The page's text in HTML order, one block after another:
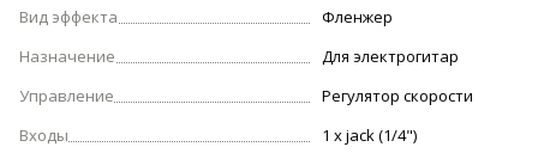
Вид эффекта
Фленжер
Назначение
Для электрогитар
Управление
Регулятор скорости
Входы
1 х jack (1/4")